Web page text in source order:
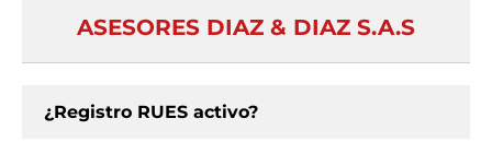
ASESORES DIAZ & DIAZ S.A.S
¿Registro RUES activo?